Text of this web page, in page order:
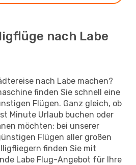
nach Labe
nach Labe machen?
finden Sie schnell eine
Flügen. Ganz gleich, ob
Minute Urlaub buchen oder
möchten: bei unserer
Flügen aller großen
finden Sie mit
Labe Flug-Angebot für Ihre